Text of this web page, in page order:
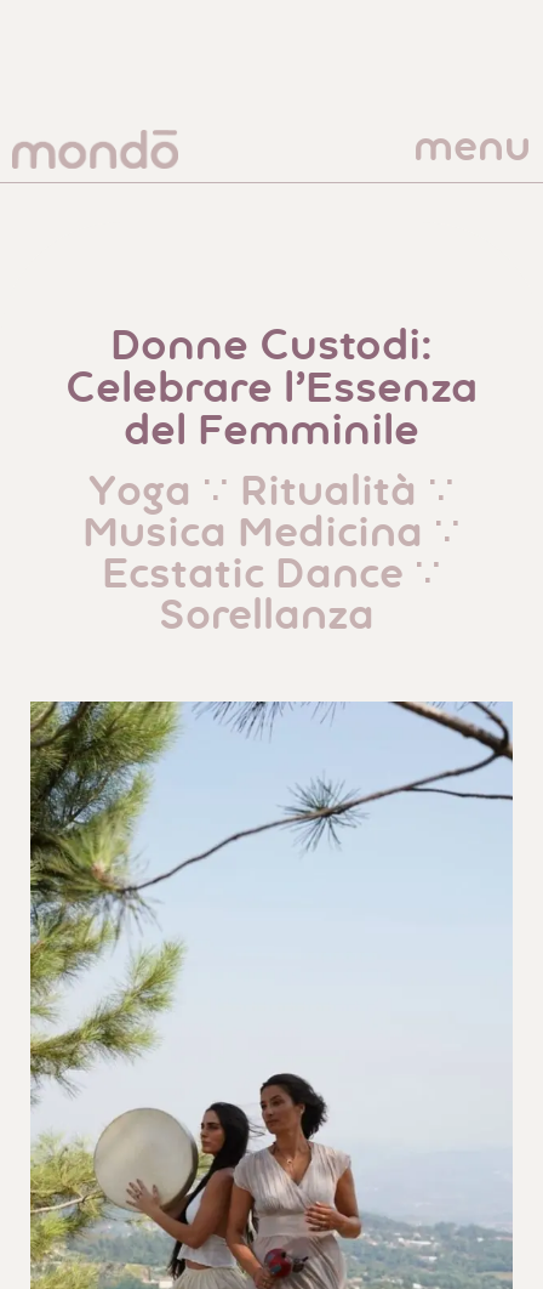
menu
Donne Custodi:
Celebrare l’Essenza
del Femminile
Yoga ∵ Ritualità ∵
Musica Medicina ∵
Ecstatic Dance ∵
Sorellanza